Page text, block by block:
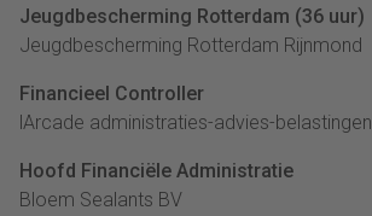
Jeugdbescherming Rotterdam (36 uur)
Jeugdbescherming Rotterdam Rijnmond
Financieel Controller
lArcade administraties-advies-belastingen
Hoofd Financiële Administratie
Bloem Sealants BV